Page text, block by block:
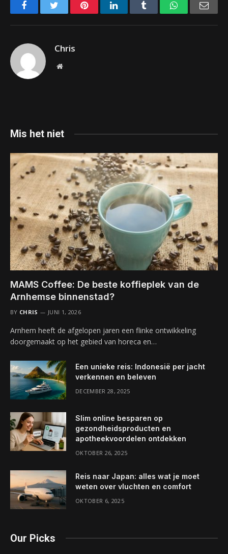
FacebookTwitter PinterestLinkedIn Tumblr WhatsApp
Chris
Website
Mis het niet
MAMS Coffee: De beste koffieplek van de
Arnhemse binnenstad?
BY CHRIS JUNI 1, 2026
Arnhem heeft de afgelopen jaren een flinke ontwikkeling
doorgemaakt op het gebied van horeca en…
Een unieke reis: Indonesië per jacht
verkennen en beleven
DECEMBER 28, 2025
Slim online besparen op
gezondheidsproducten en
apotheekvoordelen ontdekken
OKTOBER 26, 2025
Reis naar Japan: alles wat je moet
weten over vluchten en comfort
OKTOBER 6, 2025
Our Picks